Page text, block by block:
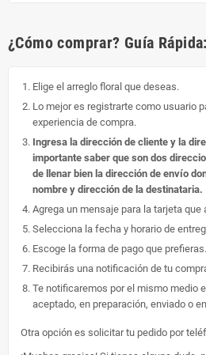
¿Cómo comprar? Guía Rápida:
Elige el arreglo floral que deseas.
Lo mejor es registrarte como usuario
experiencia de compra.
Ingresa la dirección de cliente y la
importante saber que son dos
de llenar bien la dirección de envío
nombre y dirección de la destinataria.
Agrega un mensaje para la tarjeta que
Selecciona la fecha y horario de
Escoge la forma de pago que prefieras.
Recibirás una notificación de tu
Te notificaremos por el mismo medio
aceptado, en preparación, enviado o
Otra opción es solicitar tu pedido por